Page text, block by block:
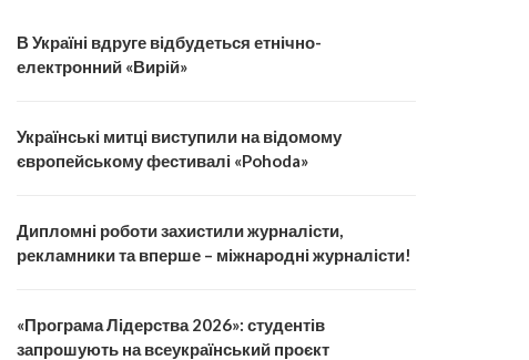
В Україні вдруге відбудеться етнічно-
електронний «Вирій»
Українські митці виступили на відомому
європейському фестивалі «Pohoda»
Дипломні роботи захистили журналісти,
рекламники та вперше – міжнародні журналісти!
«Програма Лідерства 2026»: студентів
запрошують на всеукраїнський проєкт